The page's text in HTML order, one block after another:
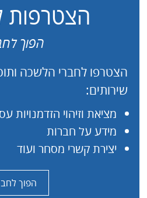
הצטרפות
הפוך
הצטרפו לחברי הלשכה
שירותים:
מציאת וזיהוי הזדמנויות
מידע על חברות
יצירת קשרי מסחר ועוד
הפוך